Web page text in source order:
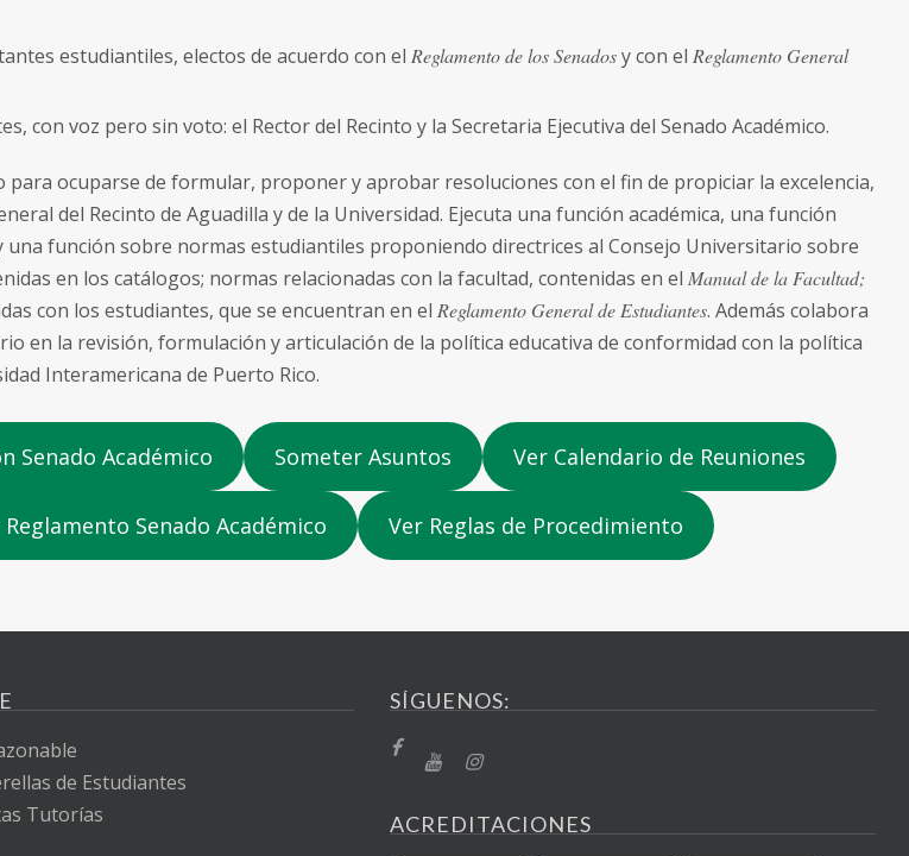
estudiantiles, electos de acuerdo con el Reglamento de los Senadosy con el Reglamento General
con voz pero sin voto: el Rector del Recinto y la Secretaria Ejecutiva del Senado Académico.
para ocuparse de formular, proponer y aprobar resoluciones con el fin de propiciar la excelencia,
del Recinto de Aguadilla y de la Universidad. Ejecuta una función académica, una función
una función sobre normas estudiantiles proponiendo directrices al Consejo Universitario sobre
en los catálogos; normas relacionadas con la facultad, contenidas en el Manual de la Facultad;
con los estudiantes, que se encuentran en el Reglamento General de Estudiantes. Además colabora
en la revisión, formulación y articulación de la política educativa de conformidad con la política
Interamericana de Puerto Rico.
Senado Académico Someter Asuntos Ver Calendario de Reuniones
Reglamento Senado Académico Ver Reglas de Procedimiento
de Estudiantes
Tutorías
SÍGUENOS:
ACREDITACIONES